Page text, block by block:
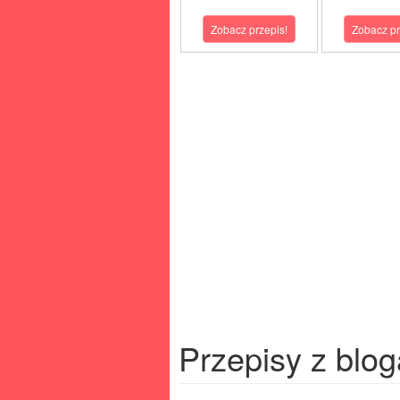
Zobacz przepis! Zobacz
Przepisy z